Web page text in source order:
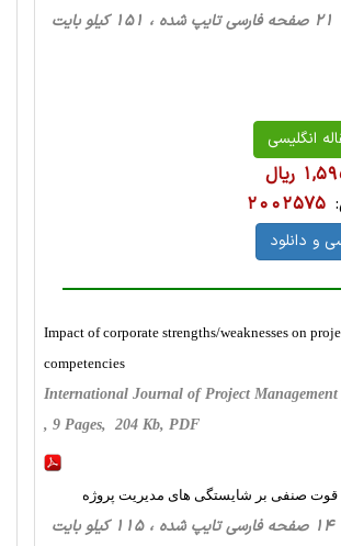
، کلیه گرایش ها، 21 صفحه فارسی تایپ شده ، 151 کیلو بایت
انگلیسی
ریال
2002575
و دانلود
Impact of corporate strengths/weaknesses on
competencies
International Journal of Project
, 9 Pages, 204 Kb, PDF
قوت صنفی بر شایستگی های مدیریت پروژه
، کلیه گرایش ها، 14 صفحه فارسی تایپ شده ، 115 کیلو بایت